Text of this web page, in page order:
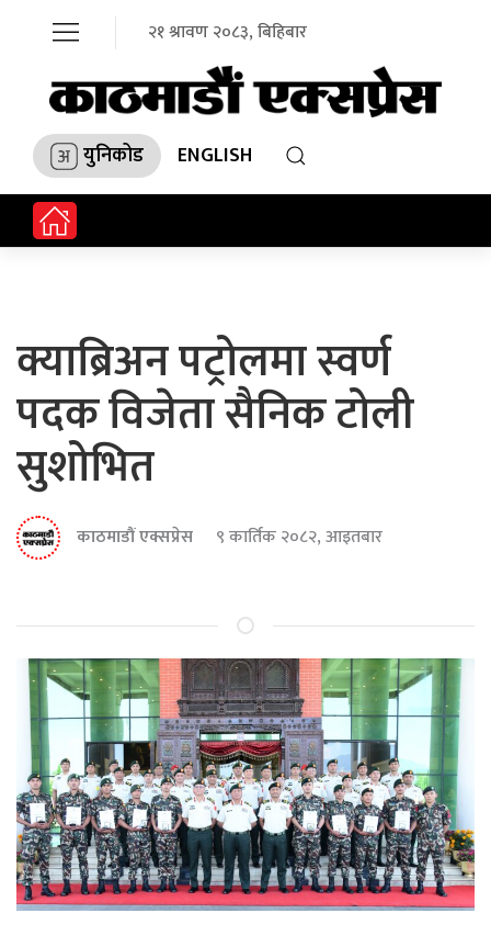
२१ श्रावण २०८३, बिहिबार
युनिकोड ENGLISH
क्याब्रिअन पट्रोलमा स्वर्ण
पदक विजेता सैनिक टोली
सुशोभित
काठमाडौं एक्सप्रेस ९ कार्तिक २०८२, आइतबार